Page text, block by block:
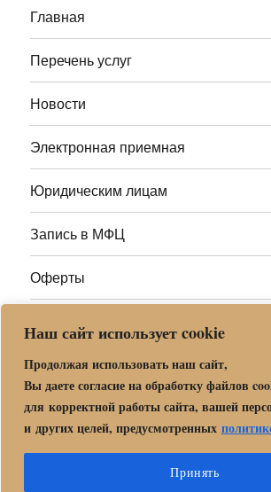
Наш сайт использует cookie
Продолжая использовать наш сайт,
Вы даете согласие на обработку файлов
для корректной работы сайта, вашей
и других целей, предусмотренных
Принять
Главная
Перечень услуг
Новости
Электронная приемная
Юридическим лицам
Запись в МФЦ
Оферты
Адреса МФЦ МО
документы» в г. о. Орехово-Зуево
Политика обработки и защиты персональных
МФЦ Орехово-Зуевского городского округа